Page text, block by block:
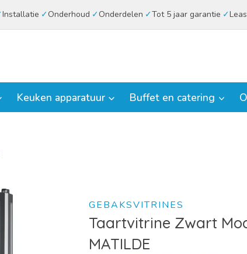
Installatie Onderhoud Onderdelen Tot 5 jaar garantie
Keuken apparatuur Buffet en catering
GEBAKSVITRINES
Taartvitrine Zwart
MATILDE